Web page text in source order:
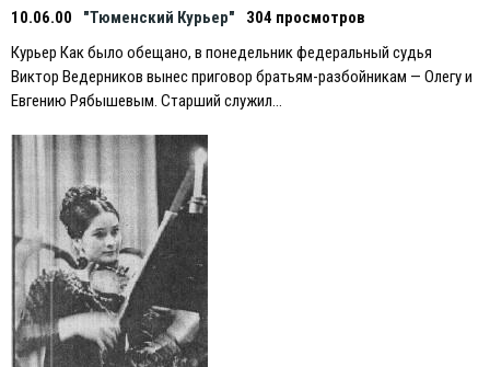
10.06.00 "Тюменский Курьер"
304 просмотров
Курьер Как было обещано, в понедельник федеральный судья
Виктор Ведерников вынес приговор братьям-разбойникам — Олегу и
Eвгению Рябышевым. Старший служил…